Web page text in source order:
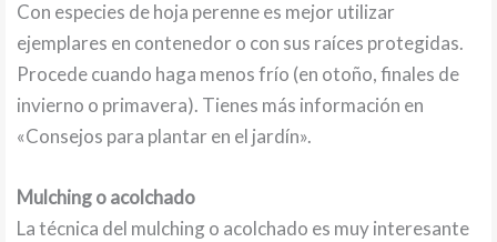
Con especies de hoja perenne es mejor utilizar
ejemplares en contenedor o con sus raíces protegidas.
Procede cuando haga menos frío (en otoño, finales de
invierno o primavera). Tienes más información en
«Consejos para plantar en el jardín».
Mulching o acolchado
La técnica del mulching o acolchado es muy interesante